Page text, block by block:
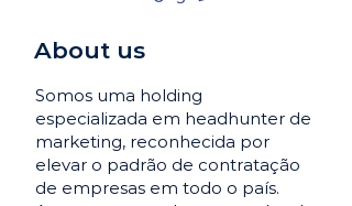
About us
Somos uma holding
especializada em headhunter de
marketing, reconhecida por
elevar o padrão de contratação
de empresas em todo o país.